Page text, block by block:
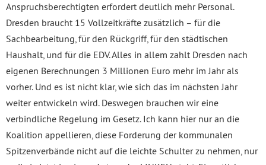
Anspruchsberechtigten erfordert deutlich mehr Personal.
Dresden braucht 15 Vollzeitkräfte zusätzlich – für die
Sachbearbeitung, für den Rückgriff, für den städtischen
Haushalt, und für die EDV. Alles in allem zahlt Dresden nach
eigenen Berechnungen 3 Millionen Euro mehr im Jahr als
vorher. Und es ist nicht klar, wie sich das im nächsten Jahr
weiter entwickeln wird. Deswegen brauchen wir eine
verbindliche Regelung im Gesetz. Ich kann hier nur an die
Koalition appellieren, diese Forderung der kommunalen
Spitzenverbände nicht auf die leichte Schulter zu nehmen, nur